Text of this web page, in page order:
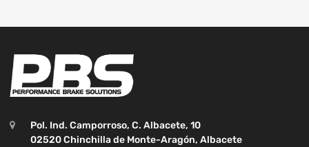
Pol. Ind. Camporroso, C. Albacete, 10
02520 Chinchilla de Monte-Aragón, Albacete